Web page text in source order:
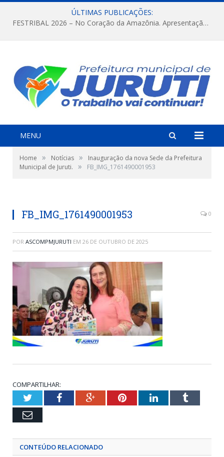
ÚLTIMAS PUBLICAÇÕES:
FESTRIBAL 2026 – No Coração da Amazônia. Apresentação da Munduruku.
MENU
Home » Notícias »
Inauguração da nova Sede da Prefeitura
Municipal de Juruti.
» FB_IMG_1761490001953
FB_IMG_1761490001953 0
POR ASCOMPMJURUTI EM 26 DE OUTUBRO DE 2025
COMPARTILHAR:
TwitterFacebookGoogle+PinterestLinkedInTumblr
Email
CONTEÚDO RELACIONADO